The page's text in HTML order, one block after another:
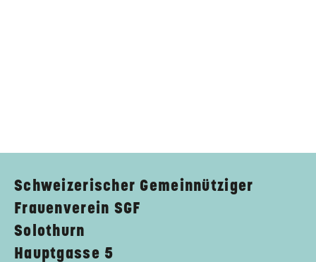
Schweizerischer Gemeinnütziger
Frauenverein SGF
Solothurn
Hauptgasse 5